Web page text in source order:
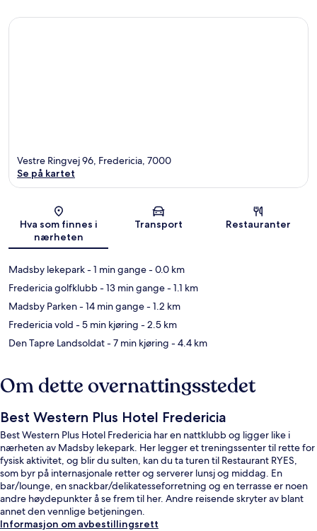
Kart
Vestre Ringvej 96, Fredericia, 7000
Se på kartet
Hva som finnes i
nærheten
Transport Restauranter
Madsby lekepark- 1 min gange- 0.0 km
Fredericia golfklubb- 13 min gange- 1.1 km
Madsby Parken- 14 min gange- 1.2 km
Fredericia vold - 5 min kjøring - 2.5 km
Den Tapre Landsoldat- 7 min kjøring - 4.4 km
Om dette overnattingsstedet
Best Western Plus Hotel Fredericia
Best Western Plus Hotel Fredericia har en nattklubb og ligger like i
nærheten av Madsby lekepark. Her legger et treningssenter til rette for
fysisk aktivitet, og blir du sulten, kan du ta turen til Restaurant RYES,
som byr på internasjonale retter og serverer lunsj og middag. En
bar/lounge, en snackbar/delikatesseforretning og en terrasse er noen
andre høydepunkter å se frem til her. Andre reisende skryter av blant
annet den vennlige betjeningen.
Informasjon om avbestillingsrett